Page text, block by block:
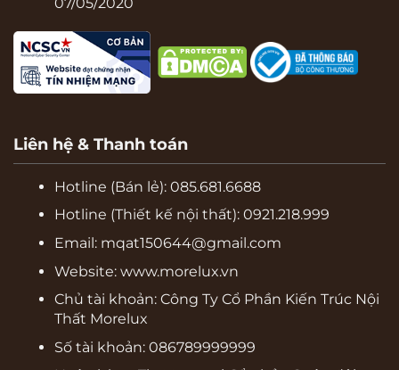
Liên hệ & Thanh toán
Hotline (Bán lẻ): 085.681.6688
Hotline (Thiết kế nội thất): 0921.218.999
Email: mqat150644@gmail.com
Website: www.morelux.vn
Chủ tài khoản: Công Ty Cổ Phần Kiến Trúc Nội
Thất Morelux
Số tài khoản: 086789999999